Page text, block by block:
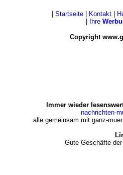
Startseite| Kontakt|
Ihre
Copyright
Immer wieder
nachrichten-
alle gemeinsam mit ganz-
Gute Geschäfte